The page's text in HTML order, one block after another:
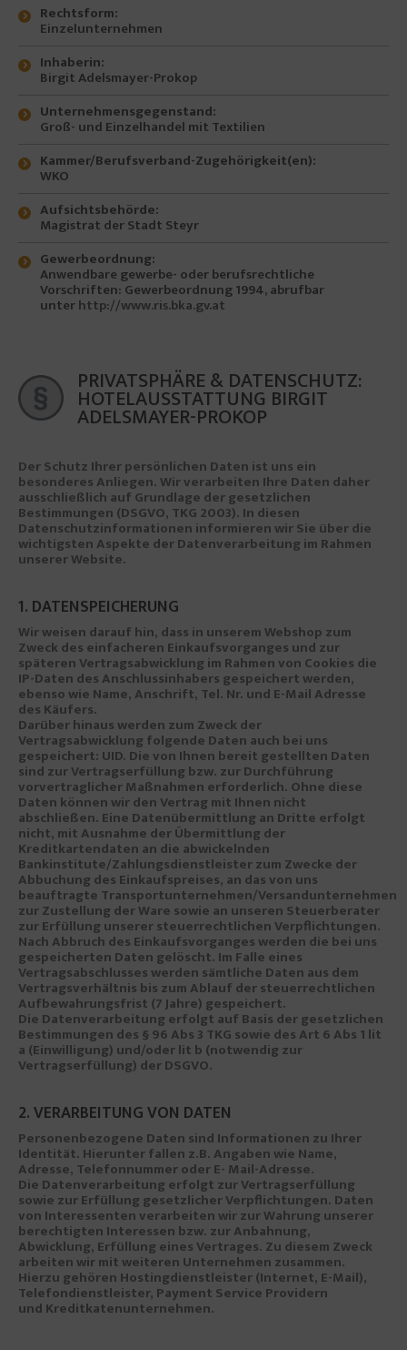
Rechtsform:
Einzelunternehmen
Inhaberin:
Birgit Adelsmayer-Prokop
Unternehmensgegenstand:
Groß- und Einzelhandel mit Textilien
Kammer/Berufsverband-Zugehörigkeit(en):
WKO
Aufsichtsbehörde:
Magistrat der Stadt Steyr
Gewerbeordnung:
Anwendbare gewerbe- oder berufsrechtliche
Vorschriften: Gewerbeordnung 1994, abrufbar
unterhttp://www.ris.bka.gv.at
PRIVATSPHÄRE & DATENSCHUTZ:
HOTELAUSSTATTUNG BIRGIT
ADELSMAYER-PROKOP
Der Schutz Ihrer persönlichen Daten ist uns ein
besonderes Anliegen. Wir verarbeiten Ihre Daten daher
ausschließlich auf Grundlage der gesetzlichen
Bestimmungen (DSGVO, TKG 2003). In diesen
Datenschutzinformationen informieren wir Sie über die
wichtigsten Aspekte der Datenverarbeitung im Rahmen
unserer Website.
1. DATENSPEICHERUNG
Wir weisen darauf hin, dass in unserem Webshop zum
Zweck des einfacheren Einkaufsvorganges und zur
späteren Vertragsabwicklung im Rahmen von Cookies die
IP-Daten des Anschlussinhabers gespeichert werden,
ebenso wie Name, Anschrift, Tel. Nr. und E-Mail Adresse
des Käufers.
Darüber hinaus werden zum Zweck der
Vertragsabwicklung folgende Daten auch bei uns
gespeichert: UID. Die von Ihnen bereit gestellten Daten
sind zur Vertragserfüllung bzw. zur Durchführung
vorvertraglicher Maßnahmen erforderlich. Ohne diese
Daten können wir den Vertrag mit Ihnen nicht
abschließen. Eine Datenübermittlung an Dritte erfolgt
nicht, mit Ausnahme der Übermittlung der
Kreditkartendaten an die abwickelnden
Bankinstitute/Zahlungsdienstleister zum Zwecke der
Abbuchung des Einkaufspreises, an das von uns
beauftragte Transportunternehmen/Versandunternehmen
zur Zustellung der Ware sowie an unseren Steuerberater
zur Erfüllung unserer steuerrechtlichen Verpflichtungen.
Nach Abbruch des Einkaufsvorganges werden die bei uns
gespeicherten Daten gelöscht. Im Falle eines
Vertragsabschlusses werden sämtliche Daten aus dem
Vertragsverhältnis bis zum Ablauf der steuerrechtlichen
Aufbewahrungsfrist (7 Jahre) gespeichert.
Die Datenverarbeitung erfolgt auf Basis der gesetzlichen
Bestimmungen des § 96 Abs 3 TKG sowie des Art 6 Abs 1 lit
a (Einwilligung) und/oder lit b (notwendig zur
Vertragserfüllung) der DSGVO.
2. VERARBEITUNG VON DATEN
Personenbezogene Daten sind Informationen zu Ihrer
Identität. Hierunter fallen z.B. Angaben wie Name,
Adresse, Telefonnummer oder E- Mail-Adresse.
Die Datenverarbeitung erfolgt zur Vertragserfüllung
sowie zur Erfüllung gesetzlicher Verpflichtungen. Daten
von Interessenten verarbeiten wir zur Wahrung unserer
berechtigten Interessen bzw. zur Anbahnung,
Abwicklung, Erfüllung eines Vertrages. Zu diesem Zweck
arbeiten wir mit weiteren Unternehmen zusammen.
Hierzu gehören Hostingdienstleister (Internet, E-Mail),
Telefondienstleister, Payment Service Providern
und Kreditkatenunternehmen.